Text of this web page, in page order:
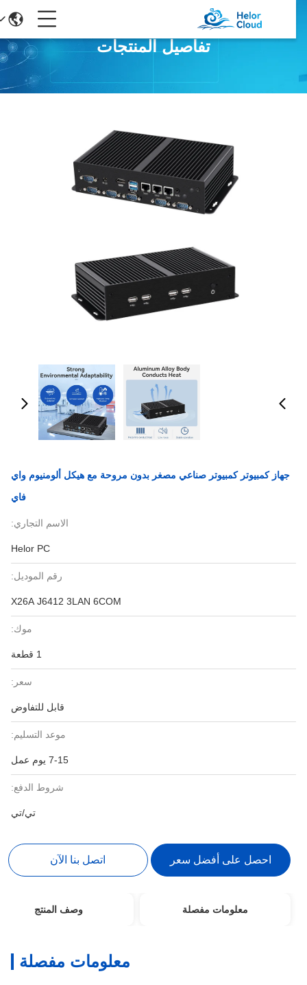
تفاصيل المنتجات
جهاز كمبيوتر كمبيوتر صناعي مصغر بدون مروحة مع هيكل ألومنيوم واي
فاي
الاسم التجاري:
Helor PC
رقم الموديل:
X26A J6412 3LAN 6COM
موك:
سعر:
قابل للتفاوض
موعد التسليم:
7-15 يوم عمل
شروط الدفع:
تي/تي
احصل على أفضل سعر اتصل بنا الآن
معلومات مفصلة وصف المنتج
معلومات مفصلة